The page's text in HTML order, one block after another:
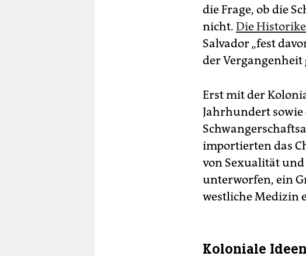
die Frage, ob die
nicht. Die
Salvador „fest
der Vergangenheit
Erst mit der
Jahrhundert sowie
importierten das
von Sexualität
unterworfen, ein
westliche Medizin
Koloniale